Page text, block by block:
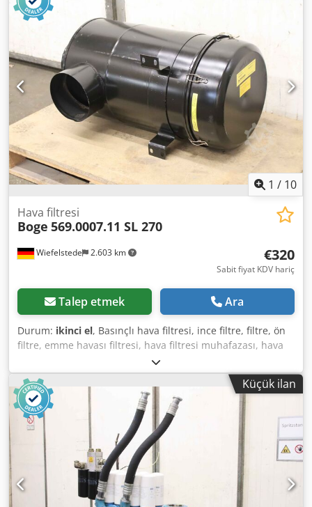
200/110/H150 mm -Ağırlık: 1,2 kg
1 / 10
Wiefelstede 2.603 km
Hava filtresi
Boge 569.0007.11 SL 270
€320
Sabit fiyat KDV hariç
Talep etmek Ara
Durum: ikinci el, Basınçlı hava filtresi, ince filtre, filtre, ön
filtre, emme havası filtresi, hava filtresi muhafazası, hava
filtresi muhafazası, jeneratör hava filtresi Dkodjppdhgjpfx
Adlsr -Üretici: Boge, SL 270 tipi kompresörün emme filtresi
-Tip: 569.0007.11 -Ansaugfilterpatrone: 569.0007.31 -Bakım
göstergesi: 569000503 -Boyutlar: 530/440/H850 mm -
Ağırlık: 28 kg
Küçük ilan